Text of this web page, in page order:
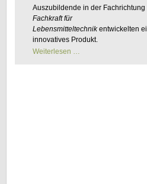
Auszubildende in der Fachrichtung
Fachkraft für
Lebensmitteltechnikentwickelten
innovatives Produkt.
Weiterlesen …